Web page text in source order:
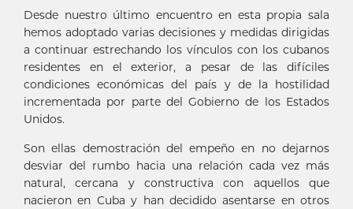
Desde nuestro último encuentro en esta propia sala
hemos adoptado varias decisiones y medidas dirigidas
a continuar estrechando los vínculos con los cubanos
residentes en el exterior, a pesar de las difíciles
condiciones económicas del país y de la hostilidad
incrementada por parte del Gobierno de los Estados
Unidos.
Son ellas demostración del empeño en no dejarnos
desviar del rumbo hacia una relación cada vez más
natural, cercana y constructiva con aquellos que
nacieron en Cuba y han decidido asentarse en otros